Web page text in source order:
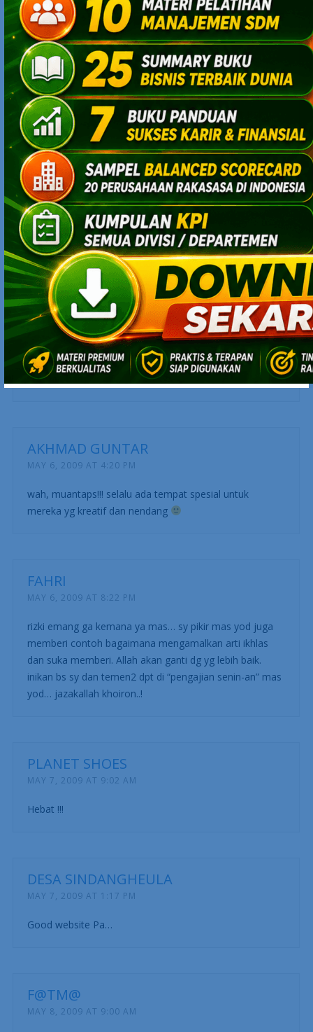
AGUS MUPLA
MAY 6, 2009 AT 10:14 AM
wah…ruarrr biasa… memang Pak Yod ini saya perhatikan
selain memiliki kecerdasan intelektual, juga kecerdasan
meracik kata (linguistik) yg ruarr biasa… selamat Pak
Yod…
AMELIA ROSE
MAY 6, 2009 AT 11:20 AM
Selamat pak Yodhia, terima kasih juga atas sharing
‘dapat rejekinya’ ini, jadi menginspirasi yang lain juga.
ADHIEPUTRA
MAY 6, 2009 AT 11:40 AM
selamat bang yodhia
AKHMAD GUNTAR
MAY 6, 2009 AT 4:20 PM
wah, muantaps!!! selalu ada tempat spesial untuk
mereka yg kreatif dan nendang
FAHRI
MAY 6, 2009 AT 8:22 PM
rizki emang ga kemana ya mas… sy pikir mas yod juga
memberi contoh bagaimana mengamalkan arti ikhlas
dan suka memberi. Allah akan ganti dg yg lebih baik.
inikan bs sy dan temen2 dpt di “pengajian senin-an” mas
yod… jazakallah khoiron..!
PLANET SHOES
MAY 7, 2009 AT 9:02 AM
Hebat !!!
DESA SINDANGHEULA
MAY 7, 2009 AT 1:17 PM
Good website Pa…
F@TM@
MAY 8, 2009 AT 9:00 AM